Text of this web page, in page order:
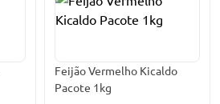
Feijão Vermelho Kicaldo
Pacote 1kg